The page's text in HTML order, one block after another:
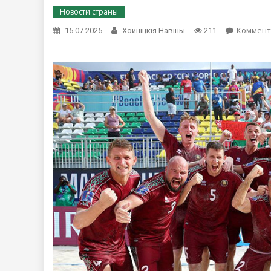
Новости страны
15.07.2025 Хойнiцкiя Навiны 211